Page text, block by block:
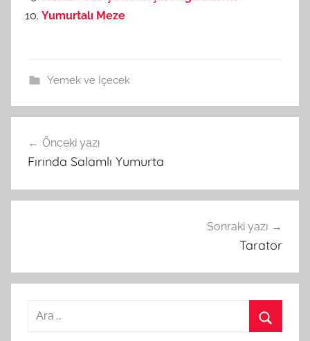
Yumurtalı Meze
Yemek ve İçecek
Yazı
gezinmesi
Önceki yazı
Fırında Salamlı Yumurta
Sonraki yazı
Tarator